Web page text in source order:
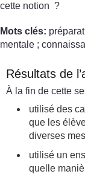
cette notion ?
Mots clés:
mentale ;
Résultats de
À la fin de cette
utilisé des
que les
diverses
utilisé un
quelle